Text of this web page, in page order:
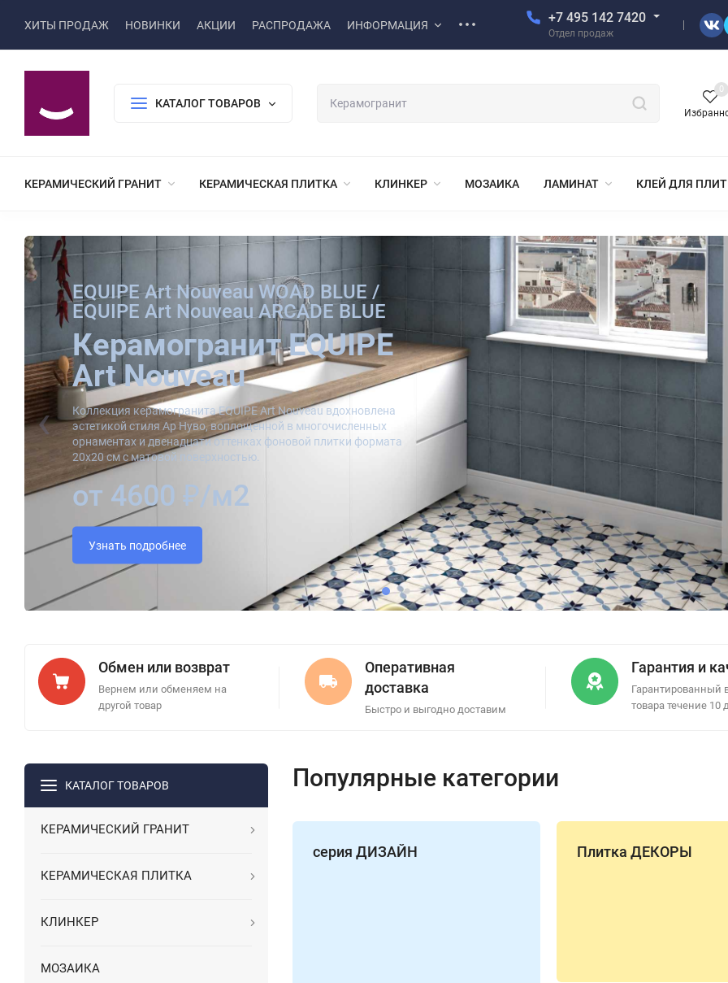
ХИТЫ ПРОДАЖ НОВИНКИ АКЦИИ РАСПРОДАЖА ИНФОРМАЦИЯ +7 495 142 7420
Отдел продаж
КАТАЛОГ ТОВАРОВ
0
КЕРАМИЧЕСКИЙ ГРАНИТ КЕРАМИЧЕСКАЯ ПЛИТКА КЛИНКЕР МОЗАИКА ЛАМИНАТ КЛЕЙ ДЛЯ
EQUIPE Art Nouveau WOAD BLUE /
EQUIPE Art Nouveau ARCADE BLUE
Керамогранит EQUIPE
Art Nouveau
Коллекция керамогранита EQUIPE Art Nouveau вдохновлена
эстетикой стиля Ар Нуво, воплощенной в многочисленных
орнаментах и двенадцати оттенках фоновой плитки формата
20x20 см с матовой поверхностью.
от 4600 ₽/м2
Узнать подробнее
‹
Обмен или возврат
Вернем или обменяем на
другой товар
Оперативная
доставка
Быстро и выгодно доставим
Гарантия и
Гарантированный
товара течение 10
КАТАЛОГ ТОВАРОВ
КЕРАМИЧЕСКИЙ ГРАНИТ
КЕРАМИЧЕСКАЯ ПЛИТКА
КЛИНКЕР
МОЗАИКА
Популярные категории
серия ДИЗАЙН Плитка ДЕКОРЫ